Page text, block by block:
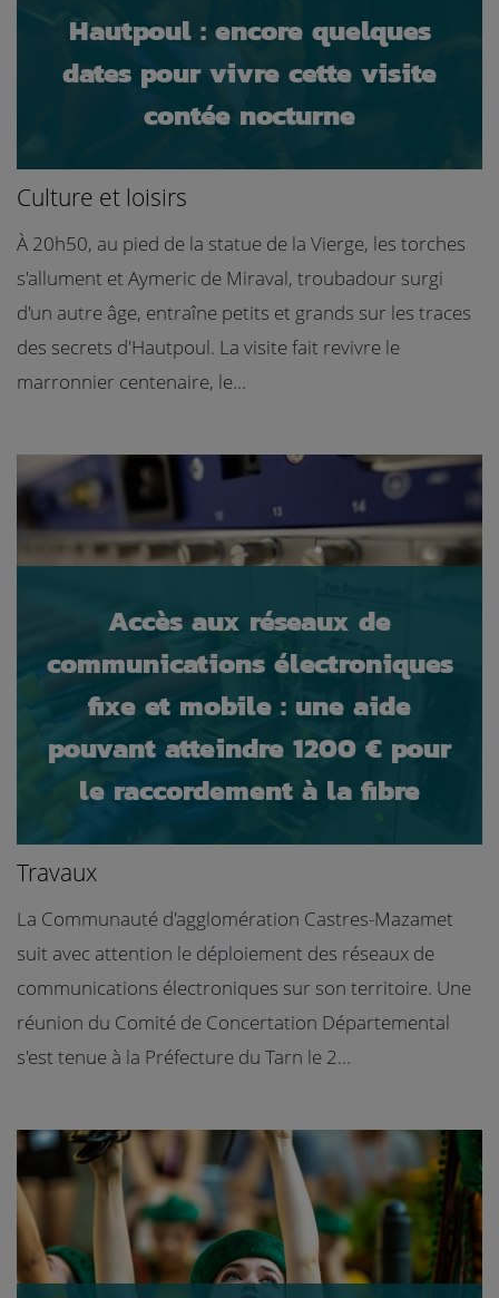
Hautpoul : encore quelques
dates pour vivre cette visite
contée nocturne
Culture et loisirs
À 20h50, au pied de la statue de la Vierge, les torches
s'allument et Aymeric de Miraval, troubadour surgi
d'un autre âge, entraîne petits et grands sur les traces
des secrets d'Hautpoul. La visite fait revivre le
marronnier centenaire, le...
Accès aux réseaux de
communications électroniques
fixe et mobile : une aide
pouvant atteindre 1200 € pour
le raccordement à la fibre
Travaux
La Communauté d'agglomération Castres-Mazamet
suit avec attention le déploiement des réseaux de
communications électroniques sur son territoire. Une
réunion du Comité de Concertation Départemental
s'est tenue à la Préfecture du Tarn le 2...